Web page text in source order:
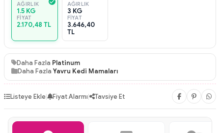
AĞIRLIK
1.5 KG
FIYAT
2.170,48 TL
AĞIRLIK
3 KG
FIYAT
3.646,40
TL
Daha Fazla Platinum
Daha Fazla Yavru Kedi Mamaları
Listeye Ekle| Fiyat Alarmı| Tavsiye Et